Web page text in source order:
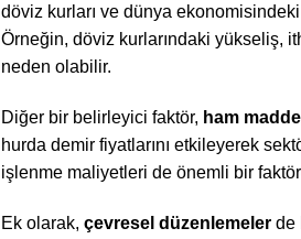
döviz kurları ve dünya
Örneğin, döviz kurlarındaki yükseliş,
neden olabilir.
Diğer bir belirleyici faktör, ham
hurda demir fiyatlarını etkileyerek
işlenme maliyetleri de önemli bir
Ek olarak, çevresel düzenlemeler de